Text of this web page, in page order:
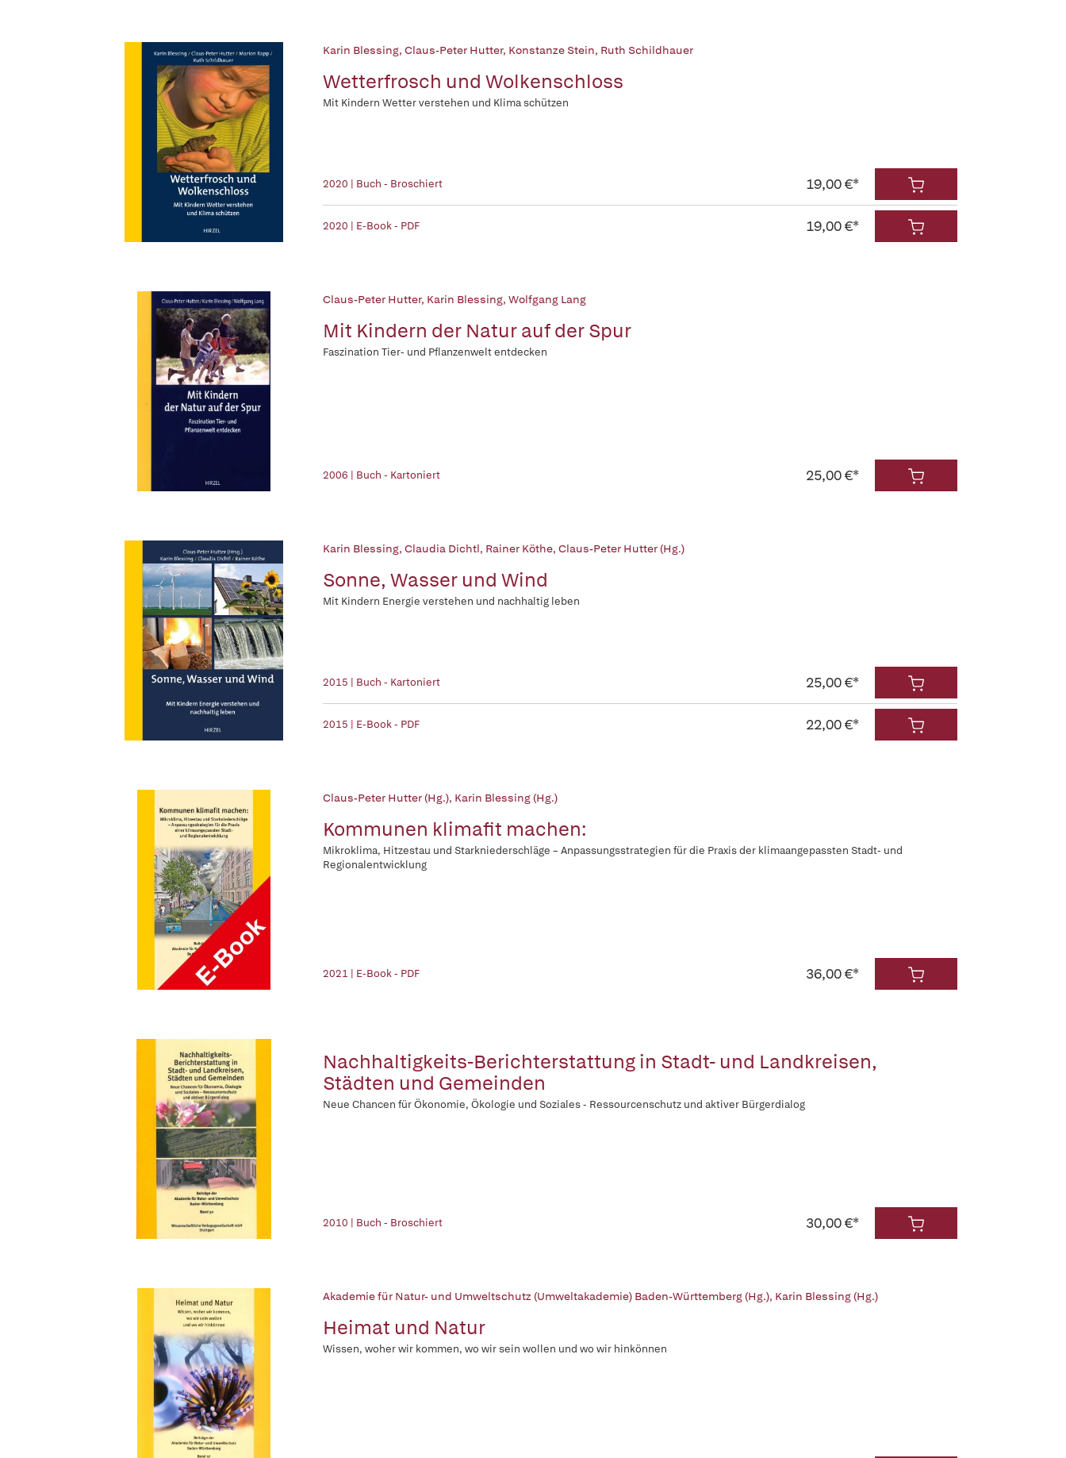
Karin Blessing, Claus-Peter Hutter, Konstanze Stein, Ruth Schildhauer
Wetterfrosch und Wolkenschloss
Mit Kindern Wetter verstehen und Klima schützen
2020 | Buch - Broschiert 19,00 €*
2020 | E-Book - PDF 19,00 €*
Claus-Peter Hutter, Karin Blessing, Wolfgang Lang
Mit Kindern der Natur auf der Spur
Faszination Tier- und Pflanzenwelt entdecken
2006 | Buch - Kartoniert 25,00 €*
Karin Blessing, Claudia Dichtl, Rainer Köthe, Claus-Peter Hutter (Hg.)
Sonne, Wasser und Wind
Mit Kindern Energie verstehen und nachhaltig leben
2015 | Buch - Kartoniert 25,00 €*
2015 | E-Book - PDF 22,00 €*
Claus-Peter Hutter (Hg.), Karin Blessing (Hg.)
Kommunen klimafit machen:
Mikroklima, Hitzestau und Starkniederschläge – Anpassungsstrategien für die Praxis der klimaangepassten Stadt- und
Regionalentwicklung
2021 | E-Book - PDF 36,00 €*
Nachhaltigkeits-Berichterstattung in Stadt- und Landkreisen,
Städten und Gemeinden
Neue Chancen für Ökonomie, Ökologie und Soziales - Ressourcenschutz und aktiver Bürgerdialog
2010 | Buch - Broschiert 30,00 €*
Akademie für Natur- und Umweltschutz (Umweltakademie) Baden-Württemberg (Hg.), Karin Blessing (Hg.)
Heimat und Natur
Wissen, woher wir kommen, wo wir sein wollen und wo wir hinkönnen